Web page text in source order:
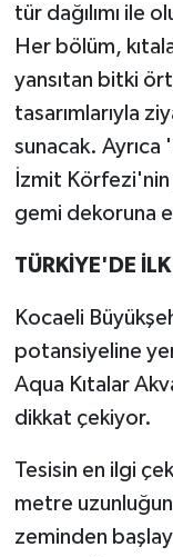
tür dağılımı ile
Her bölüm,
yansıtan bitki
tasarımlarıyla
sunacak.
İzmit Körfezi'nin
gemi dekoruna
TÜRKİYE'DE
Kocaeli
potansiyeline
Aqua Kıtalar
dikkat çekiyor.
Tesisin en ilgi
metre
zeminden